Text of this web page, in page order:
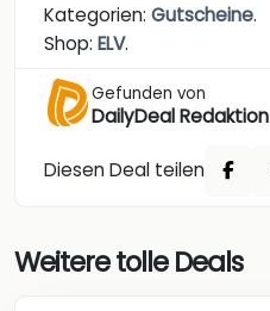
Kategorien: Gutscheine.
Shop: ELV.
Gefunden von
DailyDeal Redaktion
Diesen Deal teilen
Weitere tolle Deals